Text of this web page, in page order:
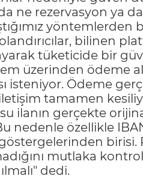
ne rezervasyon ya
bilinen
tüketicide bir
üzerinden ödeme
isteniyor. Ödeme
tamamen
ilanın gerçekte
nedenle özellikle
birisi.
mutlaka
dedi.